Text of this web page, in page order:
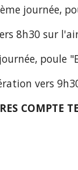
journée,
vers 8h30
poule
COMPTE